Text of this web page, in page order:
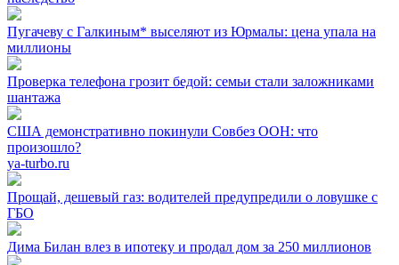
Пугачеву с Галкиным* выселяют из Юрмалы: цена упала на
миллионы
Проверка телефона грозит бедой: семьи стали заложниками
шантажа
США демонстративно покинули Совбез ООН: что
произошло?
ya-turbo.ru
Прощай, дешевый газ: водителей предупредили о ловушке с
ГБО
Дима Билан влез в ипотеку и продал дом за 250 миллионов